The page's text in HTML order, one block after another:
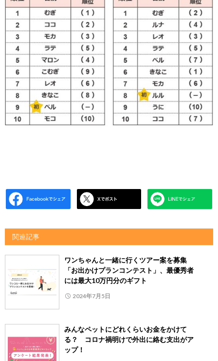
関連記事
ワンちゃんと一緒に行くツアー案を募集
「お出かけプランコンテスト」、最優秀者
には最大10万円分のギフト
2024年7月5日
みんなペットにどれくらいお金をかけて
る？ コロナ禍明けで外出に絡む支出がア
ップ！